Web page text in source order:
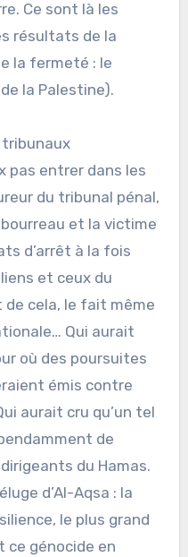
Ce sont là les
résultats de la
la fermeté : le
la Palestine).
pas entrer dans les
du tribunal pénal,
et la victime
d’arrêt à la fois
et ceux du
de cela, le fait même
Qui aurait
où des poursuites
émis contre
aurait cru qu’un tel
de
du Hamas.
d’Al-Aqsa : la
le plus grand
ce génocide en